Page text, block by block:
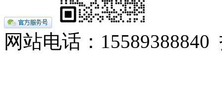
网站电话：